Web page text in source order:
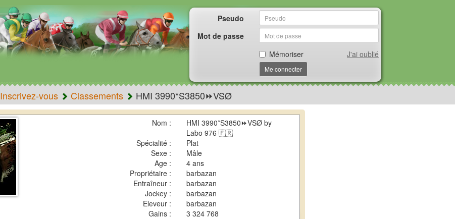
Pseudo
Mot de passe
Mémoriser
J'ai oublié
Me connecter
Inscrivez-vous Classements HMI 3990*S3850⏩VSØ
Nom :
HMI 3990*S3850⏩VSØ by
Labo 976 🇫🇷
Spécialité :
Plat
Sexe :
Mâle
Age :
4 ans
Propriétaire :
barbazan
Entraîneur :
barbazan
Jockey :
barbazan
Eleveur :
barbazan
Gains :
3 324 768